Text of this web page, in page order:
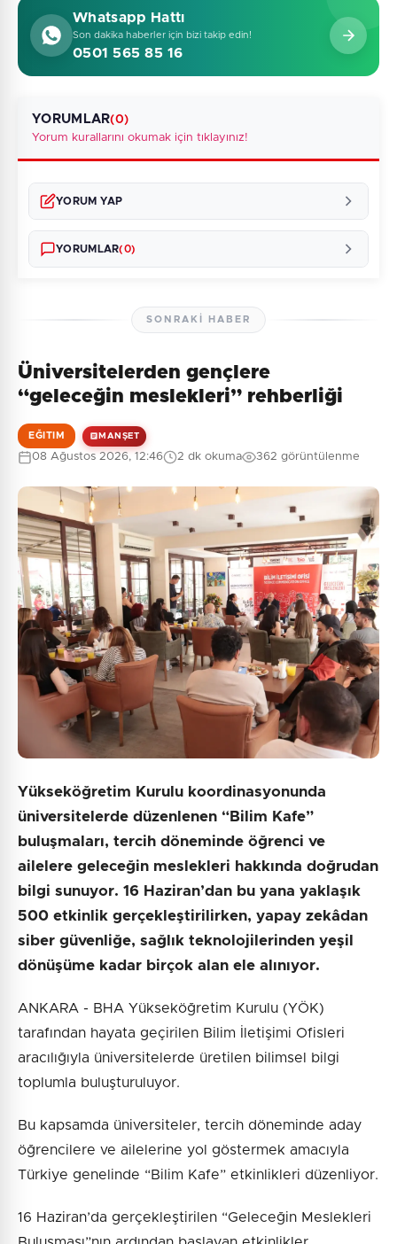
Whatsapp Hattı
Son dakika haberler için bizi takip edin!
0501 565 85 16
YORUMLAR(0)
Yorum kurallarını okumak için tıklayınız!
YORUM YAP
Güvenlik Sorusu:
4 + 9 = ?
Gönder
YORUMLAR(0)
Henüz yorum yapılmamış. İlk yorumu siz yapın!
SONRAKI HABER
Üniversitelerden gençlere
“geleceğin meslekleri” rehberliği
EĞITIM MANŞET
08 Ağustos 2026, 12:46 2 dk okuma 362 görüntülenme
Yükseköğretim Kurulu koordinasyonunda
üniversitelerde düzenlenen “Bilim Kafe”
buluşmaları, tercih döneminde öğrenci ve
ailelere geleceğin meslekleri hakkında doğrudan
bilgi sunuyor. 16 Haziran’dan bu yana yaklaşık
500 etkinlik gerçekleştirilirken, yapay zekâdan
siber güvenliğe, sağlık teknolojilerinden yeşil
dönüşüme kadar birçok alan ele alınıyor.
ANKARA - BHA Yükseköğretim Kurulu (YÖK)
tarafından hayata geçirilen Bilim İletişimi Ofisleri
aracılığıyla üniversitelerde üretilen bilimsel bilgi
toplumla buluşturuluyor.
Bu kapsamda üniversiteler, tercih döneminde aday
öğrencilere ve ailelerine yol göstermek amacıyla
Türkiye genelinde “Bilim Kafe” etkinlikleri düzenliyor.
16 Haziran’da gerçekleştirilen “Geleceğin Meslekleri